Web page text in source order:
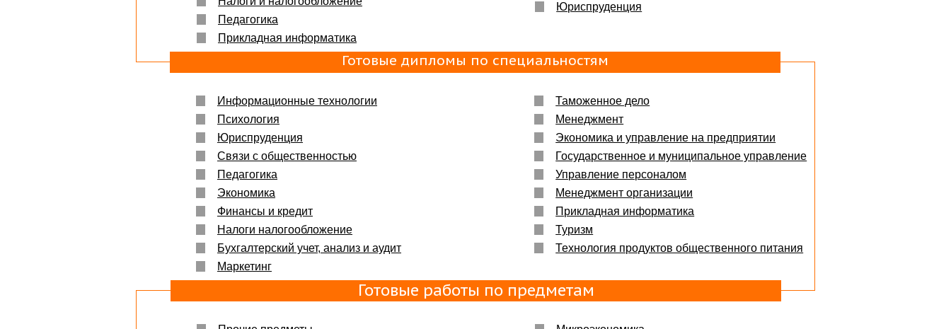
06.10.2017
Большое спасибо Вам и автору!!! Это именно то,
что нужно!!!!!
Спасибо, что ВЫ есть!!!
Педагогика
Прикладная информатика
Юриспруденция
Готовые дипломы по специальностям
Информационные технологии
Психология
Юриспруденция
Связи с общественностью
Педагогика
Экономика
Финансы и кредит
Налоги налогообложение
Бухгалтерский учет, анализ и аудит
Маркетинг
Таможенное дело
Менеджмент
Экономика и управление на предприятии
Государственное и муниципальное управление
Управление персоналом
Менеджмент организации
Прикладная информатика
Туризм
Технология продуктов общественного питания
Готовые работы по предметам